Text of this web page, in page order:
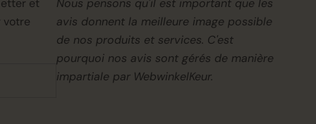
et
votre
Nous pensons qu'il est important que les
avis donnent la meilleure image possible
de nos produits et services. C'est
pourquoi nos avis sont gérés de manière
impartiale par WebwinkelKeur.